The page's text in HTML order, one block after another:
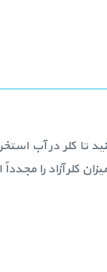
کنید تا کلر در آب